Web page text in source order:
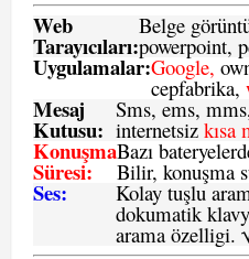
Web
Tarayıcıları:
Belge
powerpoint,
Uygulamalar:Google,
cepfabrika,
Mesaj
Kutusu:
Sms, ems,
internetsiz kısa
Konuşma
Süresi:
Bazı
Bilir, konuşma
Ses: Kolay tuşlu
dokumatik
arama özelligi.